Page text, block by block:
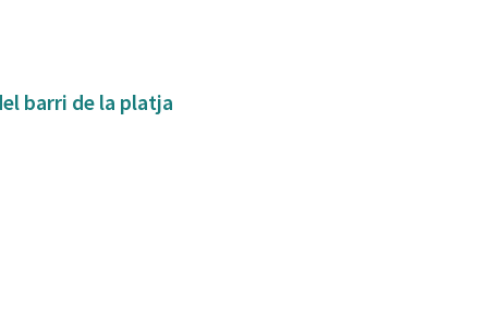
barri de la platja